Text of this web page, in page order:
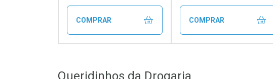
COMPRAR COMPRAR
Queridinhos da Drogaria